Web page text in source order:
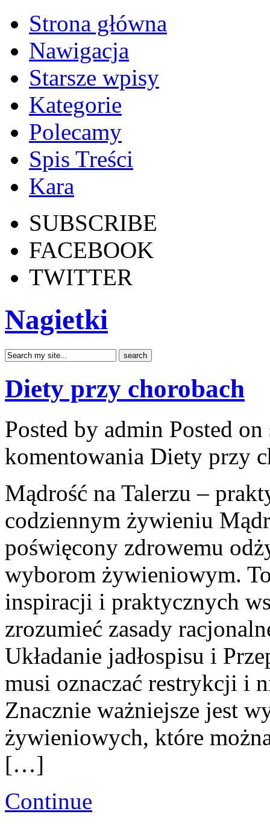
Strona główna
Nawigacja
Starsze wpisy
Kategorie
Polecamy
Spis Treści
Kara
SUBSCRIBE
FACEBOOK
TWITTER
Nagietki
Diety przy chorobach
Posted by admin Posted
komentowania Diety przy
Mądrość na Talerzu –
codziennym żywieniu
poświęcony zdrowemu
wyborom żywieniowym.
inspiracji i praktycznych
zrozumieć zasady
Układanie jadłospisu i
musi oznaczać restrykcji i
Znacznie ważniejsze jest
żywieniowych, które
[…]
Continue